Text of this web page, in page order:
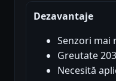
Dezavantaje
Senzori mai
Greutate
Necesită